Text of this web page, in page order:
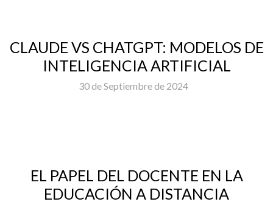
CLAUDE VS CHATGPT: MODELOS DE
INTELIGENCIA ARTIFICIAL
30 de Septiembre de 2024
EL PAPEL DEL DOCENTE EN LA
EDUCACIÓN A DISTANCIA